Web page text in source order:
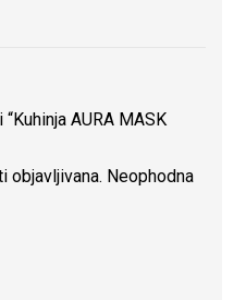
AURA MASK
objavljivana. Neophodna